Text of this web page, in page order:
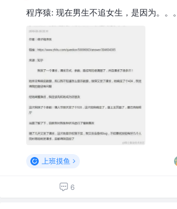
程序猿: 现在男生不追女生，是因为。。。
上班摸鱼
6